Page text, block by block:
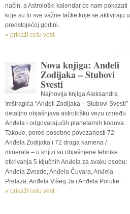
način, a Astrološki kalendar će nam pokazati
koje su to sve važne tačke koje se aktiviraju u
predstojećoj godini.
» prikaži celu vest
Nova knjiga: Anđeli
Zodijaka – Stubovi
Svesti
Najnovija knjiga Aleksandra
Imširagića “Anđeli Zodijaka – Stubovi Svesti”
detaljno objašnjava astrološku vezu između
Anđela i odgovarajućih planetarnih kodova.
Takođe, pored posebne povezanosti 72
Anđela Zodijaka i 72 draga kamena /
minerala – u knjizi su objašnjene tehnike
otkrivanja 5 ključnih Anđela za svaku osobu:
Anđela Zvezde, Anđela Čuvara, Anđela
Prelaza, Anđela Višeg Ja i Anđela Poruke.
» prikaži celu vest